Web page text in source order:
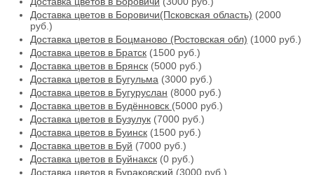
Доставка цветов в Боровичи(Псковская область) (2000
руб.)
Доставка цветов в Боцманово (Ростовская обл) (1000 руб.)
Доставка цветов в Братск (1500 руб.)
Доставка цветов в Брянск (5000 руб.)
Доставка цветов в Бугульма (3000 руб.)
Доставка цветов в Бугуруслан (8000 руб.)
Доставка цветов в Будённовск (5000 руб.)
Доставка цветов в Бузулук (7000 руб.)
Доставка цветов в Буинск (1500 руб.)
Доставка цветов в Буй (7000 руб.)
Доставка цветов в Буйнакск (0 руб.)
Доставка цветов в Бураковский (3000 руб.)